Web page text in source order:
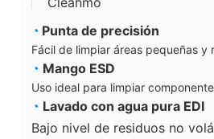
◔ Punta de precisión
Fácil de limpiar áreas pequeñas
◔ Mango ESD
Uso ideal para limpiar
◔ Lavado con agua pura EDI
Bajo nivel de residuos no